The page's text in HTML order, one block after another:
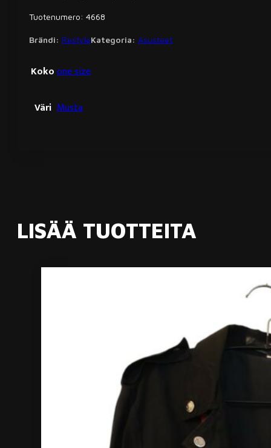
Tuotenumero: 4668
Brändi: RestyleKategoria: Asusteet
Kokoone size
Väri Musta
LISÄÄ TUOTTEITA